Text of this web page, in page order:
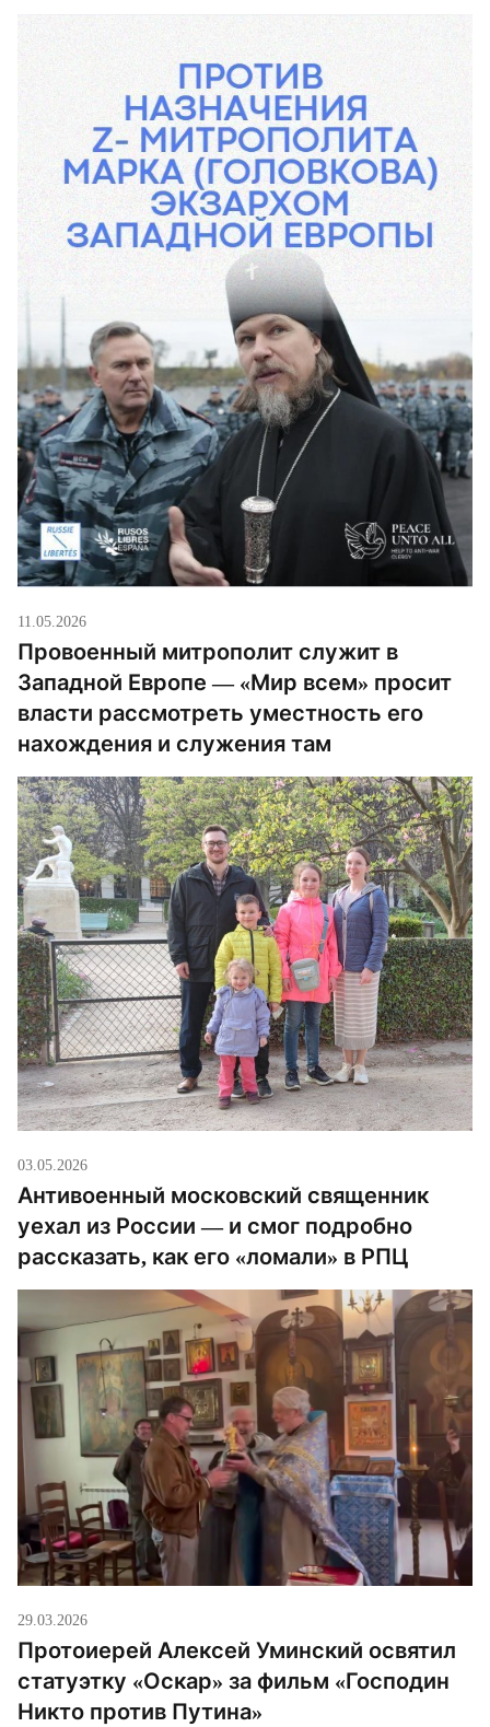
11.05.2026
Провоенный митрополит служит в
Западной Европе — «Мир всем» просит
власти рассмотреть уместность его
нахождения и служения там
03.05.2026
Антивоенный московский священник
уехал из России — и смог подробно
рассказать, как его «ломали» в РПЦ
29.03.2026
Протоиерей Алексей Уминский освятил
статуэтку «Оскар» за фильм «Господин
Никто против Путина»